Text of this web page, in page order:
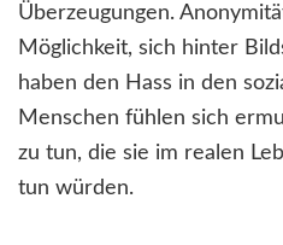
Überzeugungen.
Möglichkeit, sich hinter
haben den Hass in den
Menschen fühlen sich
zu tun, die sie im realen
tun würden.